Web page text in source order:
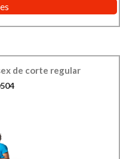
de corte regular